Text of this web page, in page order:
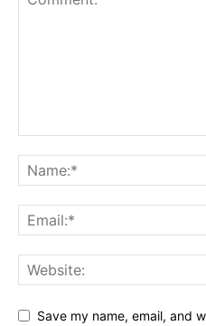
Save my name, email, and